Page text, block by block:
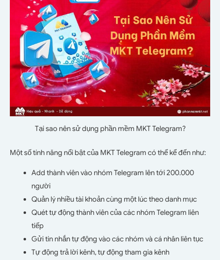
Tại sao nên sử dụng phần mềm MKT Telegram?
Một số tính năng nổi bật của MKT Telegram có thể kể đến như:
Add thành viên vào nhóm Telegram lên tới 200.000
người
Quản lý nhiều tài khoản cùng một lúc theo danh mục
Quét tự động thành viên của các nhóm Telegram liên
tiếp
Gửi tin nhắn tự động vào các nhóm và cá nhân liên tục
Tự động trả lời kênh, tự động tham gia kênh